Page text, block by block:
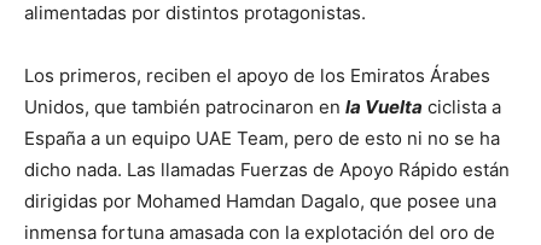
alimentadas por distintos protagonistas.
Los primeros, reciben el apoyo de los Emiratos Árabes
Unidos, que también patrocinaron en la Vuelta ciclista a
España a un equipo UAE Team, pero de esto ni no se ha
dicho nada. Las llamadas Fuerzas de Apoyo Rápido están
dirigidas por Mohamed Hamdan Dagalo, que posee una
inmensa fortuna amasada con la explotación del oro de